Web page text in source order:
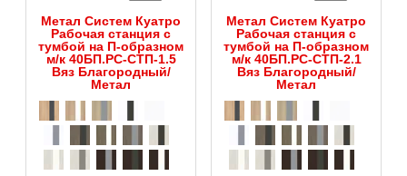
Метал Систем Куатро
Рабочая станция с
тумбой на П-образном
м/к 40БП.РС-СТП-1.5
Вяз Благородный/
Метал
Метал Систем Куатро
Рабочая станция с
тумбой на П-образном
м/к 40БП.РС-СТП-2.1
Вяз Благородный/
Метал